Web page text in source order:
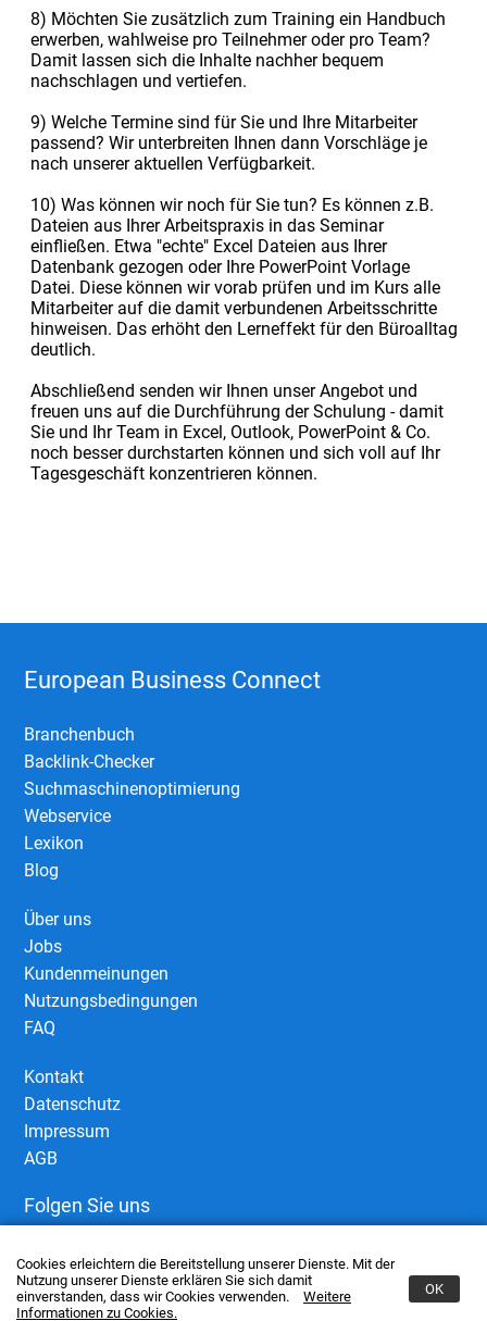
Cookies erleichtern die Bereitstellung unserer Dienste. Mit der
Nutzung unserer Dienste erklären Sie sich damit
einverstanden, dass wir Cookies verwenden.
Weitere
Informationen zu Cookies.
OK
8) Möchten Sie zusätzlich zum Training ein Handbuch
erwerben, wahlweise pro Teilnehmer oder pro Team?
Damit lassen sich die Inhalte nachher bequem
nachschlagen und vertiefen.
9) Welche Termine sind für Sie und Ihre Mitarbeiter
passend? Wir unterbreiten Ihnen dann Vorschläge je
nach unserer aktuellen Verfügbarkeit.
10) Was können wir noch für Sie tun? Es können z.B.
Dateien aus Ihrer Arbeitspraxis in das Seminar
einfließen. Etwa "echte" Excel Dateien aus Ihrer
Datenbank gezogen oder Ihre PowerPoint Vorlage
Datei. Diese können wir vorab prüfen und im Kurs alle
Mitarbeiter auf die damit verbundenen Arbeitsschritte
hinweisen. Das erhöht den Lerneffekt für den Büroalltag
deutlich.
Abschließend senden wir Ihnen unser Angebot und
freuen uns auf die Durchführung der Schulung - damit
Sie und Ihr Team in Excel, Outlook, PowerPoint & Co.
noch besser durchstarten können und sich voll auf Ihr
Tagesgeschäft konzentrieren können.
European Business Connect
Branchenbuch
Backlink-Checker
Suchmaschinenoptimierung
Webservice
Lexikon
Blog
Über uns
Jobs
Kundenmeinungen
Nutzungsbedingungen
FAQ
Kontakt
Datenschutz
Impressum
AGB
Folgen Sie uns